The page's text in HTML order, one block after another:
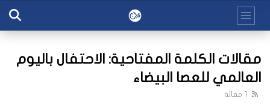
مقالات الكلمة المفتاحية: الاحتفال باليوم
العالمي للعصا البيضاء
1 مقالة